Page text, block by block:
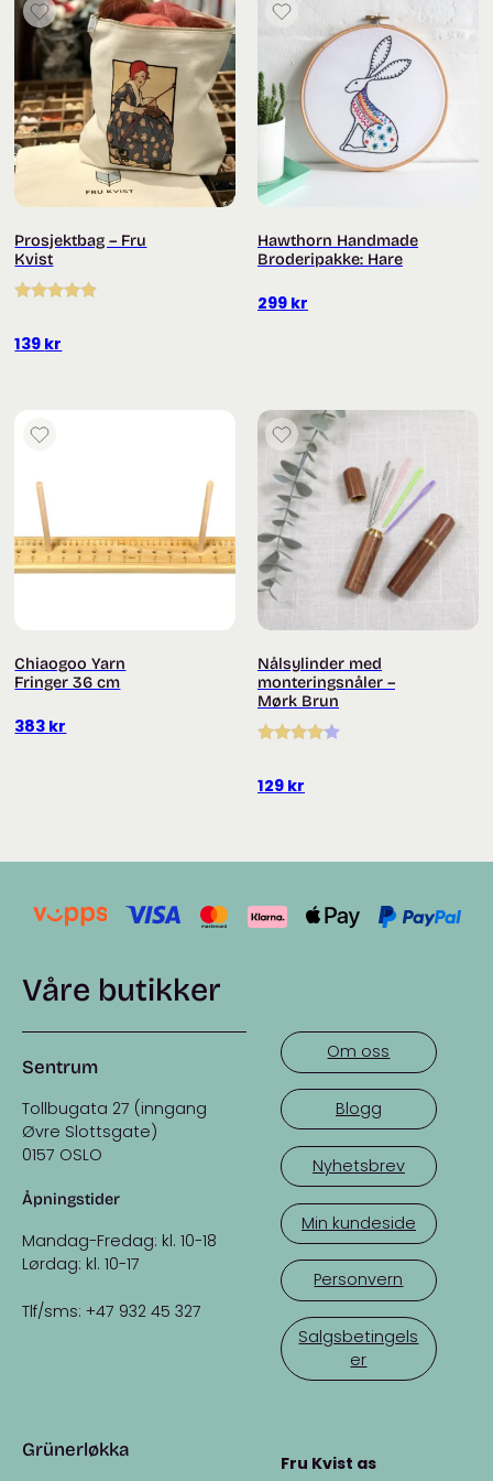
Prosjektbag – Fru
Kvist
av 5
139 kr
Hawthorn Handmade
Broderipakke: Hare
299 kr
Chiaogoo Yarn
Fringer 36 cm
383 kr
Nålsylinder med
monteringsnåler –
Mørk Brun
4.00 av 5
129 kr
Våre butikker
Sentrum
Tollbugata 27 (inngang
Øvre Slottsgate)
0157 OSLO
Åpningstider
Mandag-Fredag: kl. 10-18
Lørdag: kl. 10-17
Tlf/sms: +47 932 45 327
Grünerløkka
Om oss
Blogg
Nyhetsbrev
Min kundeside
Personvern
Salgsbetingels
er
Fru Kvist as